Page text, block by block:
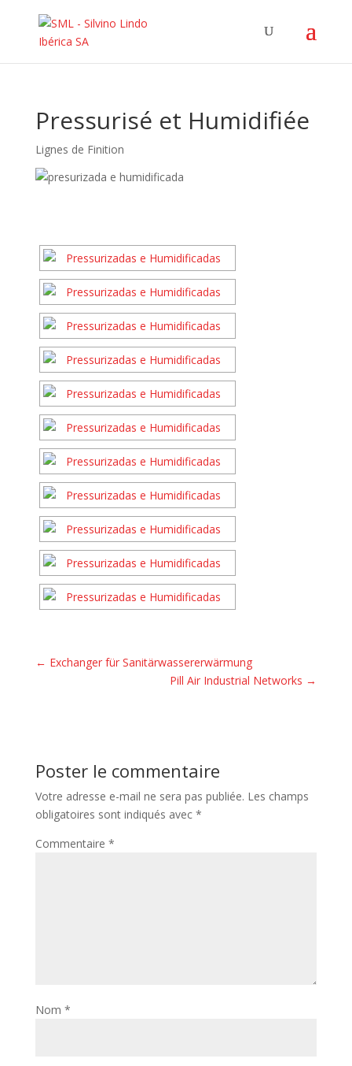
Pressurisé et Humidifiée
Lignes de Finition
← Exchanger für Sanitärwassererwärmung
Pill Air Industrial Networks →
Poster le commentaire
Votre adresse e-mail ne sera pas publiée. Les champs
obligatoires sont indiqués avec *
Commentaire *
Nom *